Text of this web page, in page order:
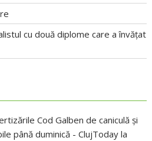
cu două diplome care a învățat
Cod Galben de caniculă și
până duminică - ClujToday la